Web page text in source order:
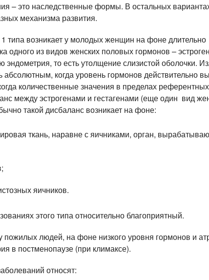
– это наследственные формы. В остальных
механизма развития.
типа возникает у молодых женщин на фоне длительно
одного из видов женских половых гормонов –
эндометрия, то есть утолщение слизистой оболочки.
абсолютным, когда уровень гормонов действительно
количественные значения в пределах
между эстрогенами и гестагенами (еще один вид
такой дисбаланс возникает на фоне:
ткань, наравне с яичниками, орган,
яичников.
этого типа относительно благоприятный.
пожилых людей, на фоне низкого уровня гормонов и
в постменопаузе (при климаксе).
относят: